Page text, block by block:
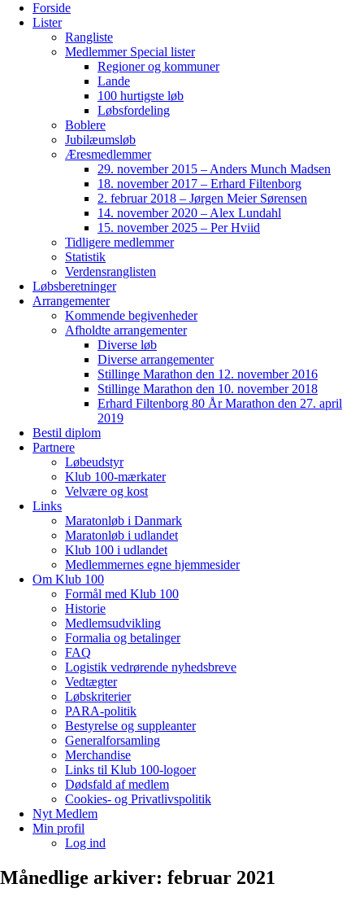
Forside
Lister
Rangliste
Medlemmer Special lister
Regioner og kommuner
Lande
100 hurtigste løb
Løbsfordeling
Boblere
Jubilæumsløb
Æresmedlemmer
29. november 2015 – Anders Munch Madsen
18. november 2017 – Erhard Filtenborg
2. februar 2018 – Jørgen Meier Sørensen
14. november 2020 – Alex Lundahl
15. november 2025 – Per Hviid
Tidligere medlemmer
Statistik
Verdensranglisten
Løbsberetninger
Arrangementer
Kommende begivenheder
Afholdte arrangementer
Diverse løb
Diverse arrangementer
Stillinge Marathon den 12. november 2016
Stillinge Marathon den 10. november 2018
Erhard Filtenborg 80 År Marathon den 27. april
2019
Bestil diplom
Partnere
Løbeudstyr
Klub 100-mærkater
Velvære og kost
Links
Maratonløb i Danmark
Maratonløb i udlandet
Klub 100 i udlandet
Medlemmernes egne hjemmesider
Om Klub 100
Formål med Klub 100
Historie
Medlemsudvikling
Formalia og betalinger
FAQ
Logistik vedrørende nyhedsbreve
Vedtægter
Løbskriterier
PARA-politik
Bestyrelse og suppleanter
Generalforsamling
Merchandise
Links til Klub 100-logoer
Dødsfald af medlem
Cookies- og Privatlivspolitik
Nyt Medlem
Min profil
Log ind
Månedlige arkiver: februar 2021